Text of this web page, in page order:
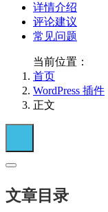
详情介绍
评论建议
常见问题
当前位置：
首页
WordPress 插件
正文
文章目录